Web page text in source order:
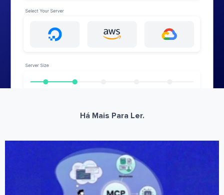
Há Mais Para Ler.